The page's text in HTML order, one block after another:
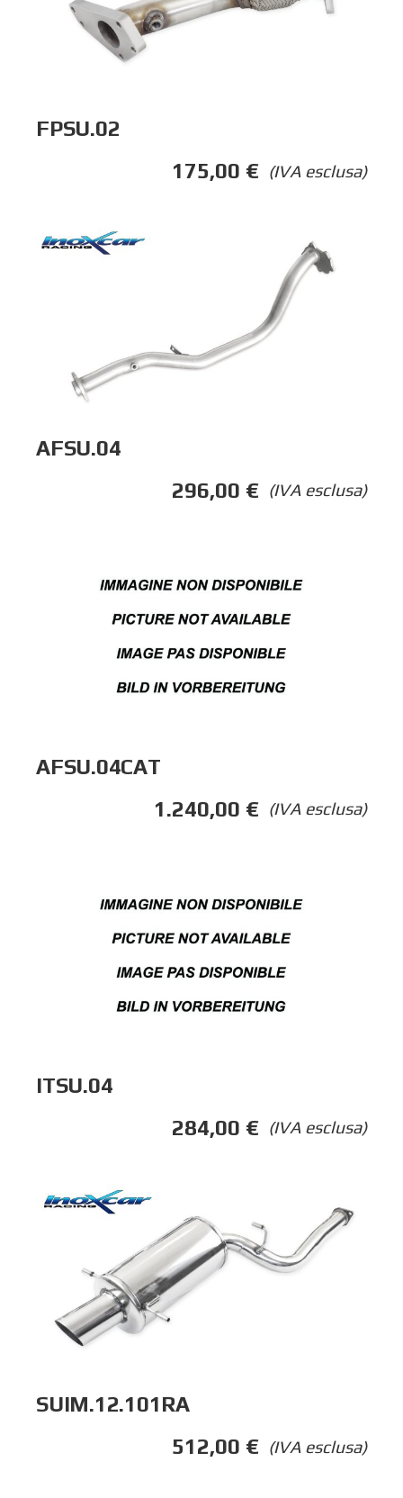
FPSU.02
(IVA esclusa)
175,00 €
AFSU.04
(IVA esclusa)
296,00 €
AFSU.04CAT
(IVA esclusa)
1.240,00 €
ITSU.04
(IVA esclusa)
284,00 €
SUIM.12.101RA
(IVA esclusa)
512,00 €